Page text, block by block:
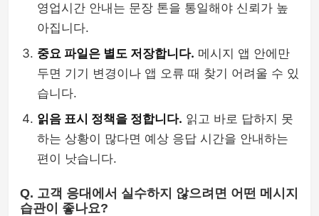
영업시간 안내는 문장 톤을 통일해야 신뢰가 높
아집니다.
중요 파일은 별도 저장합니다. 메시지 앱 안에만
두면 기기 변경이나 앱 오류 때 찾기 어려울 수 있
습니다.
읽음 표시 정책을 정합니다. 읽고 바로 답하지 못
하는 상황이 많다면 예상 응답 시간을 안내하는
편이 낫습니다.
Q. 고객 응대에서 실수하지 않으려면 어떤 메시지
습관이 좋나요?